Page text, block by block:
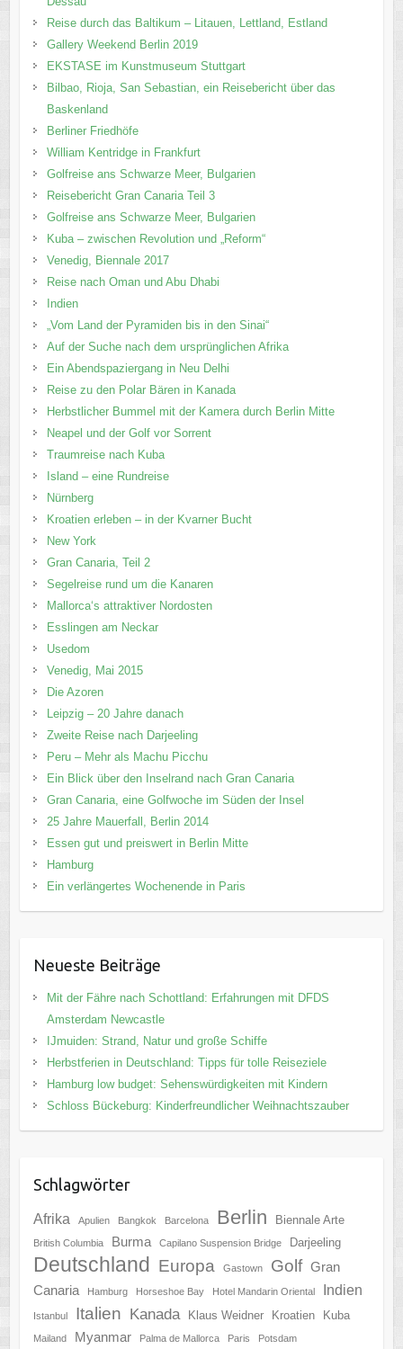
Reise durch das Baltikum – Litauen, Lettland, Estland
Gallery Weekend Berlin 2019
EKSTASE im Kunstmuseum Stuttgart
Bilbao, Rioja, San Sebastian, ein Reisebericht über das
Baskenland
Berliner Friedhöfe
William Kentridge in Frankfurt
Golfreise ans Schwarze Meer, Bulgarien
Reisebericht Gran Canaria Teil 3
Golfreise ans Schwarze Meer, Bulgarien
Kuba – zwischen Revolution und „Reform“
Venedig, Biennale 2017
Reise nach Oman und Abu Dhabi
Indien
„Vom Land der Pyramiden bis in den Sinai“
Auf der Suche nach dem ursprünglichen Afrika
Ein Abendspaziergang in Neu Delhi
Reise zu den Polar Bären in Kanada
Herbstlicher Bummel mit der Kamera durch Berlin Mitte
Neapel und der Golf vor Sorrent
Traumreise nach Kuba
Island – eine Rundreise
Nürnberg
Kroatien erleben – in der Kvarner Bucht
New York
Gran Canaria, Teil 2
Segelreise rund um die Kanaren
Mallorca‘s attraktiver Nordosten
Esslingen am Neckar
Usedom
Venedig, Mai 2015
Die Azoren
Leipzig – 20 Jahre danach
Zweite Reise nach Darjeeling
Peru – Mehr als Machu Picchu
Ein Blick über den Inselrand nach Gran Canaria
Gran Canaria, eine Golfwoche im Süden der Insel
25 Jahre Mauerfall, Berlin 2014
Essen gut und preiswert in Berlin Mitte
Hamburg
Ein verlängertes Wochenende in Paris
Neueste Beiträge
Mit der Fähre nach Schottland: Erfahrungen mit DFDS
Amsterdam Newcastle
IJmuiden: Strand, Natur und große Schiffe
Herbstferien in Deutschland: Tipps für tolle Reiseziele
Hamburg low budget: Sehenswürdigkeiten mit Kindern
Schloss Bückeburg: Kinderfreundlicher Weihnachtszauber
Schlagwörter
Afrika Apulien Bangkok Barcelona Berlin Biennale Arte
British Columbia Burma Capilano Suspension Bridge Darjeeling
Deutschland Europa Gastown Golf Gran
Canaria
Hamburg Horseshoe Bay Hotel Mandarin Oriental Indien
Istanbul Italien Kanada Klaus Weidner Kroatien Kuba
Mailand Myanmar Palma de Mallorca Paris Potsdam